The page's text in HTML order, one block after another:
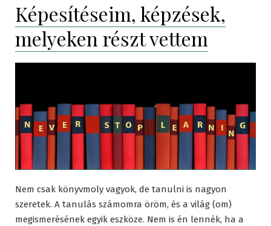
Képesítéseim, képzések,
melyeken részt vettem
Nem csak könyvmoly vagyok, de tanulni is nagyon
szeretek. A tanulás számomra öröm, és a világ (om)
megismerésének egyik eszköze. Nem is én lennék, ha a